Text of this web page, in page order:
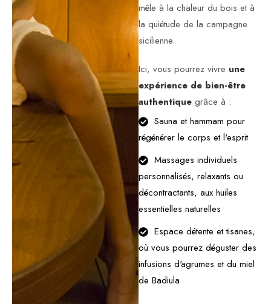
mêle à la chaleur du bois et à
la quiétude de la campagne
sicilienne.
Ici, vous pourrez vivre une
expérience de bien-être
authentique grâce à :
Sauna et hammam pour
régénérer le corps et l'esprit
Massages individuels
personnalisés, relaxants ou
décontractants, aux huiles
essentielles naturelles
Espace détente et tisanes,
où vous pourrez déguster des
infusions d'agrumes et du miel
de Badiula